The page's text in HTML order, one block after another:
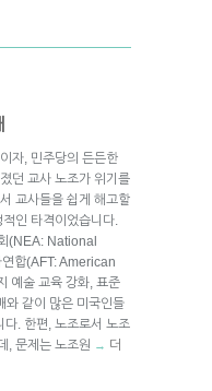
자, 민주당의 든든한
던 교사 노조가 위기를
교사들을 쉽게 해고할
인 타격이었습니다.
(NEA: National
합(AFT: American
예술 교육 강화, 표준
와 같이 많은 미국인들
다. 한편, 노조로서 노조
, 문제는 노조원 → 더